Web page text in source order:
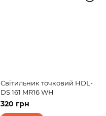
Світильник точковий HDL-
DS 161 MR16 WH
320 грн